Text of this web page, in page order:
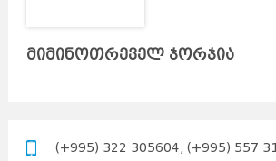
მიმინოთრეველ ჯორჯია
(+995) 322 305604, (+995) 557